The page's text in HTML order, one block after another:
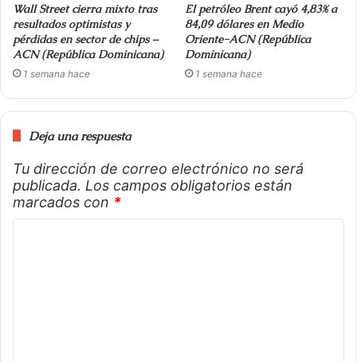
Wall Street cierra mixto tras
resultados optimistas y
pérdidas en sector de chips –
ACN (República Dominicana)
1 semana hace
El petróleo Brent cayó 4,83% a
84,09 dólares en Medio
Oriente-ACN (República
Dominicana)
1 semana hace
Deja una respuesta
Tu dirección de correo electrónico no será
publicada. Los campos obligatorios están
marcados con *